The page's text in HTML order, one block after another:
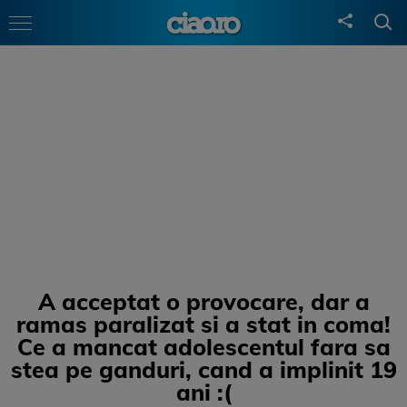
A acceptat o provocare, dar a
ramas paralizat si a stat in coma!
Ce a mancat adolescentul fara sa
stea pe ganduri, cand a implinit 19
ani :(